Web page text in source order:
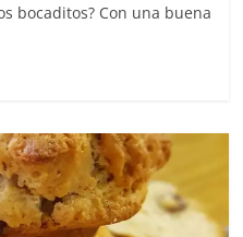
bocaditos? Con una buena